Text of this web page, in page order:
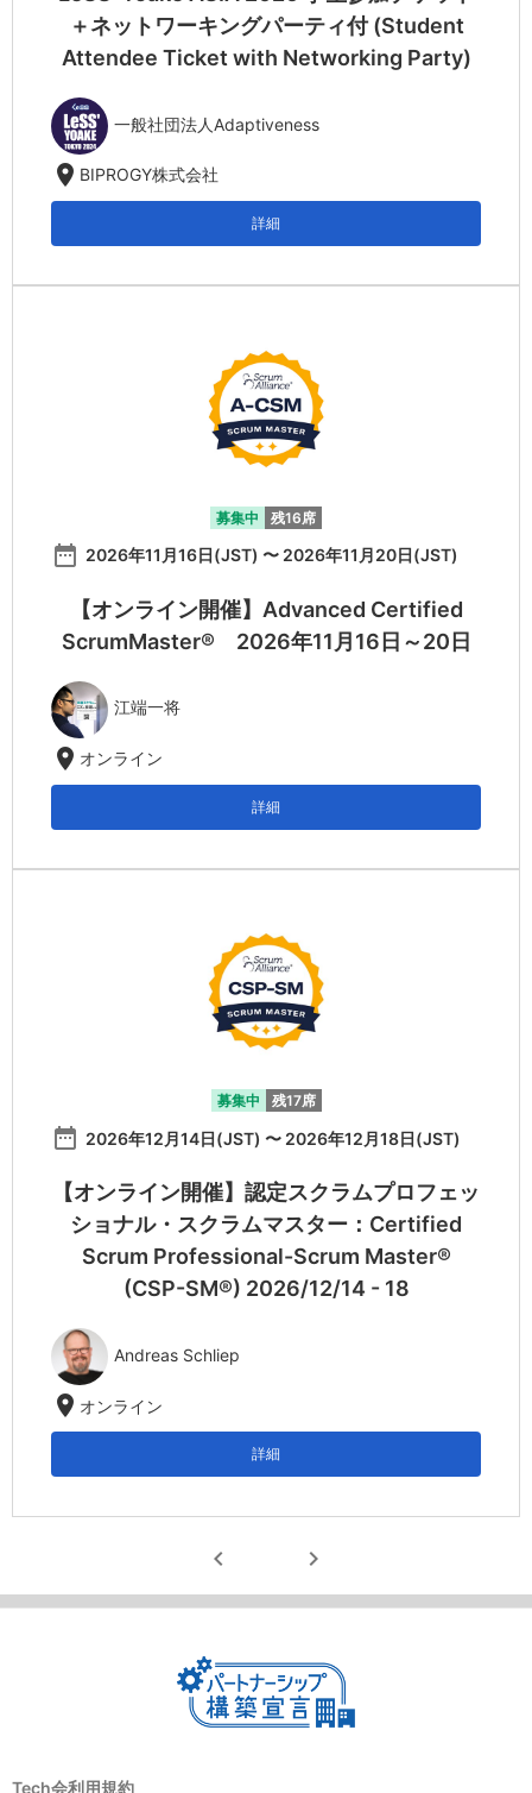
＋ネットワーキングパーティ付 (Student
Attendee Ticket with Networking Party)
一般社団法人Adaptiveness
location_on BIPROGY株式会社
詳細
募集中 残16席
date_range 2026年11月16日(JST) 〜 2026年11月20日(JST)
【オンライン開催】Advanced Certified
ScrumMaster® 2026年11月16日～20日
江端一将
location_on オンライン
詳細
募集中 残17席
date_range 2026年12月14日(JST) 〜 2026年12月18日(JST)
【オンライン開催】認定スクラムプロフェッ
ショナル・スクラムマスター：Certified
Scrum Professional-Scrum Master®
(CSP-SM®) 2026/12/14 - 18
Andreas Schliep
location_on オンライン
詳細
chevron_left chevron_right
Tech会利用規約